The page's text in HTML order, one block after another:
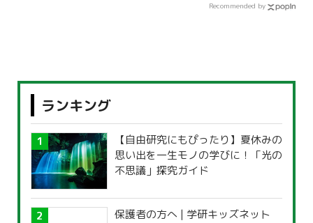
Recommended by
ランキング
【自由研究にもぴったり】夏休みの
思い出を一生モノの学びに！「光の
不思議」探究ガイド
保護者の方へ | 学研キッズネット